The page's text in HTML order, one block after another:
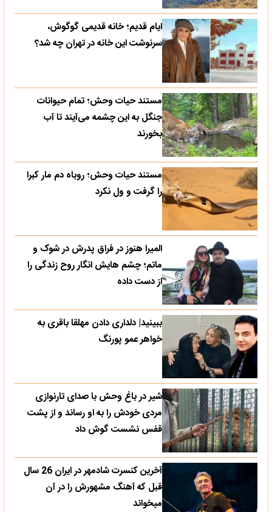
ایام قدیم؛ خانه قدیمی گوگوش،
سرنوشت این خانه در تهران چه شد؟
مستند حیات وحش؛ تمام حیوانات
جنگل به این چشمه می‌آیند تا آب
بخورند
مستند حیات وحش؛ روباه دم مار کبرا
را گرفت و ول نکرد
المیرا هنوز در فراق پدرش در شوک و
ماتم؛ چشم هایش انگار روح زندگی را
از دست داده
ببینید| دلداری دادن مهلقا باقری به
خواهر عمو پورنگ
شیر در باغ وحش با صدای تارنوازی
مردی خودش را به او رساند و از پشت
قفس نشست گوش داد
آخرین کنسرت شادمهر در ایران 26 سال
قبل که آهنگ مشهورش را در آن
میخواند